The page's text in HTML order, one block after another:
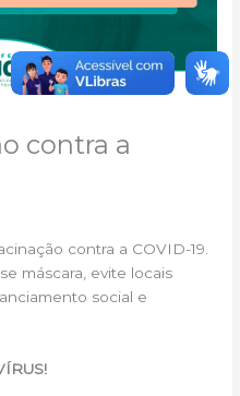
contra a
contra a COVID-19.
máscara, evite locais
social e